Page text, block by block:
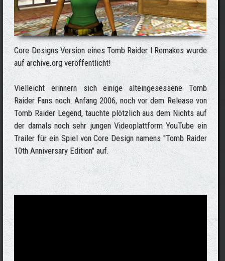
Core Designs Version eines Tomb Raider I Remakes wurde
auf archive.org veröffentlicht!
Vielleicht erinnern sich einige alteingesessene Tomb
Raider Fans noch: Anfang 2006, noch vor dem Release von
Tomb Raider Legend, tauchte plötzlich aus dem Nichts auf
der damals noch sehr jungen Videoplattform YouTube ein
Trailer für ein Spiel von Core Design namens "Tomb Raider
10th Anniversary Edition" auf.